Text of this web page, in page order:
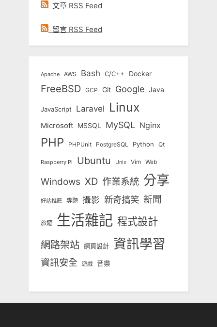
文章 RSS Feed
留言 RSS Feed
Apache AWS Bash C/C++ Docker
FreeBSD GCP Git Google Java
JavaScript Laravel Linux
Microsoft MSSQL MySQL Nginx
PHP PHPUnit PostgreSQL Python Qt
Raspberry Pi Ubuntu Unix Vim Web
Windows XD 作業系統 分享
好站推薦 專題 攝影 新奇搞笑 新聞
旅遊 生活雜記 程式設計
網路架站 網頁設計 資訊學習
資訊安全 遊戲 音樂